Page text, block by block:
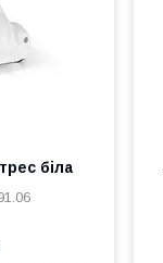
біла